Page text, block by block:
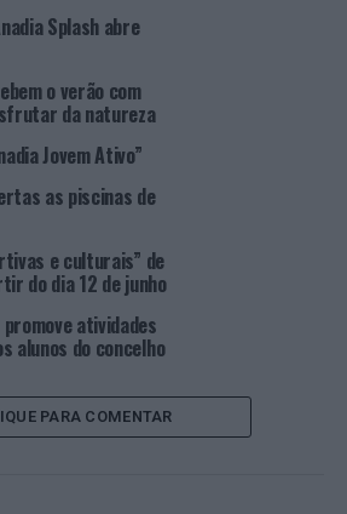
e os doze anos.
Yoga
do
riso
(Foto:
CML)
durante uma tarde, as
no ATL – “Uma Aventura no
teve oportunidade de experienciar
“O Município de Lamego tem
da sua população mais jovem,
sua qualidade de vida e o seu pleno
Splash abre
o verão com
da natureza
Jovem Ativo”
as piscinas de
e culturais” de
do dia 12 de junho
atividades
alunos do concelho
PARA COMENTAR